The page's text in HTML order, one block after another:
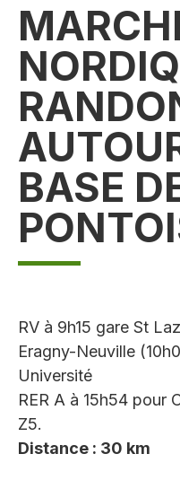
BASE
RV à 9h15 gare St
Eragny-Neuville
Université
RER A à 15h54 pour
Z5.
Distance : 30 km